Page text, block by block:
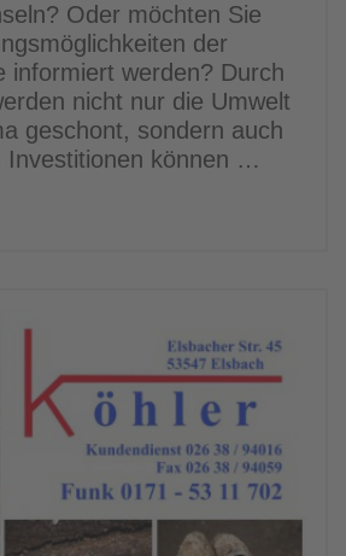
Oder möchten Sie
der
informiert werden? Durch
nicht nur die Umwelt
geschont, sondern auch
Investitionen können …